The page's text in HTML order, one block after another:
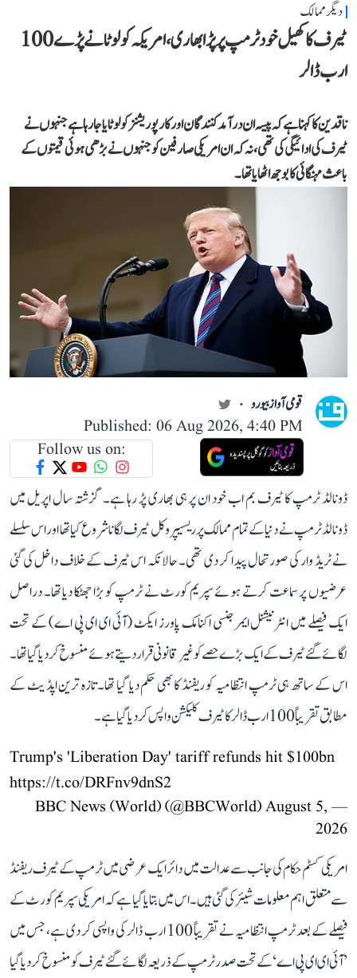
دیگر ممالک
ٹیرف کا کھیل خود ٹرمپ پر پڑا بھاری، امریکہ کو لوٹانے پڑے 100
ارب ڈالر
ناقدین کا کہنا ہے کہ پیسہ ان درآمد کنندگان اور کارپوریشنز کو لوٹایا جا رہا ہے جنہوں نے
ٹیرف کی ادائیگی کی تھی، نہ کہ ان امریکی صارفین کو جنہوں نے بڑھی ہوئی قیمتوں کے
باعث مہنگائی کا بوجھ اٹھایا تھا۔
قومی آواز بیورو
Published: 06 Aug 2026, 4:40 PM
Follow us on:
ڈونالڈ ٹرمپ کا ٹیرف بم اب خود ان پر ہی بھاری پڑ رہا ہے۔ گزشتہ سال اپریل میں
ڈونالڈ ٹرمپ نے دنیا کے تمام ممالک پر ریسیپروکل ٹیرف لگانا شروع کیا تھا اور اس سلسلے
نے ٹریڈ وار کی صورتحال پیدا کر دی تھی۔ حالانکہ اس ٹیرف کے خلاف داخل کی گئی
عرضیوں پر سماعت کرتے ہوئے سپریم کورٹ نے ٹرمپ کو بڑا جھٹکا دیا تھا۔ دراصل
ایک فیصلے میں انٹرنیشنل ایمرجنسی اکنامک پاورز ایکٹ (آئی ای ای پی اے) کے تحت
لگائے گئے ٹیرف کے ایک بڑے حصے کو غیر قانونی قرار دیتے ہوئے منسوخ کر دیا گیا تھا۔
اس کے ساتھ ہی ٹرمپ انتظامیہ کو ریفنڈ کا بھی حکم دیا گیا تھا۔ تازہ ترین اپڈیٹ کے
مطابق تقریباً 100 ارب ڈالر کا ٹیرف کلیکشن واپس کر دیا گیا ہے۔
Trump's 'Liberation Day' tariff refunds hit $100bn
https://t.co/DRFnv9dnS2
— BBC News (World) (@BBCWorld)
August 5,
2026
امریکی کسٹم حکام کی جانب سے عدالت میں دائر ایک عرضی میں ٹرمپ کے ٹیرف ریفنڈ
سے متعلق اہم معلومات شیئر کی گئی ہیں۔ اس میں بتایا گیا ہے کہ امریکی سپریم کورٹ کے
فیصلے کے بعد ٹرمپ انتظامیہ نے تقریباً 100 ارب ڈالر کی واپسی کر دی ہے، جس میں
’آئی ای ای پی اے‘ کے تحت صدر ٹرمپ کے ذریعہ لگائے گئے ٹیرف کو منسوخ کر دیا گیا